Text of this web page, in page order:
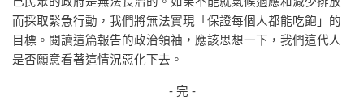
而採取緊急行動，我們將無法實現「保證每個人都能吃飽」的
目標。閱讀這篇報告的政治領袖，應該思想一下，我們這代人
是否願意看著這情況惡化下去。
- 完 -